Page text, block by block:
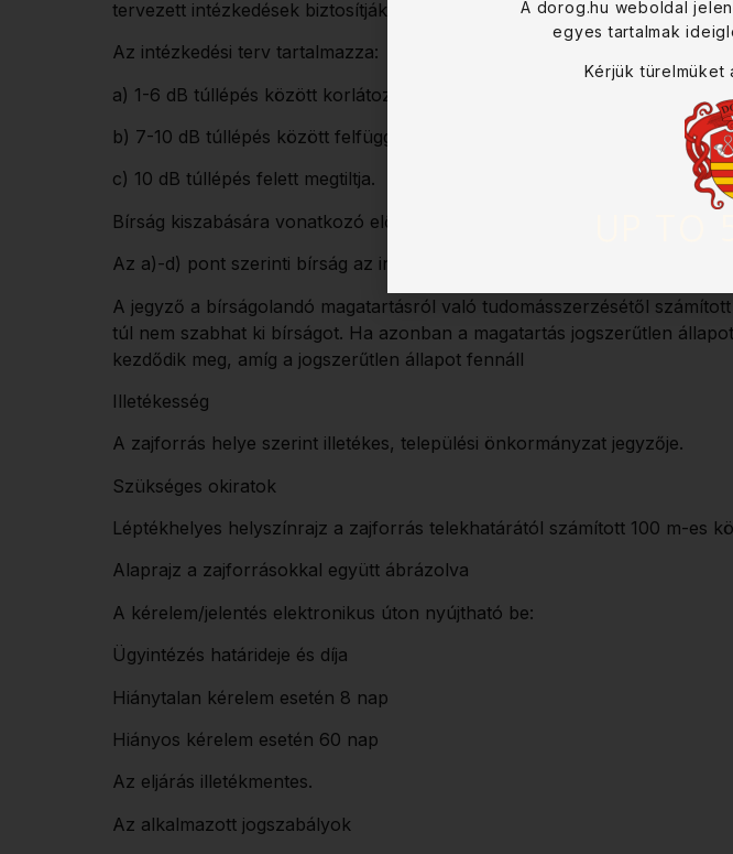
tervezett intézkedések biztosítják a zajkibocsátás határértékre való
Az intézkedési terv tartalmazza:
a) 1-6 dB túllépés között korlátozza,
b) 7-10 dB túllépés között felfüggeszti,
c) 10 dB túllépés felett megtiltja.
Bírság kiszabására vonatkozó előírások:
Az a)-d) pont szerinti bírság az intézkedési terv végrehajtásának ideje alatt
A jegyző a bírságolandó magatartásról való tudomásszerzésétől
túl nem szabhat ki bírságot. Ha azonban a magatartás jogszerűtlen
kezdődik meg, amíg a jogszerűtlen állapot fennáll
Illetékesség
A zajforrás helye szerint illetékes, települési önkormányzat jegyzője.
Szükséges okiratok
Léptékhelyes helyszínrajz a zajforrás telekhatárától számított 100 m-es
Alaprajz a zajforrásokkal együtt ábrázolva
A kérelem/jelentés elektronikus úton nyújtható be:
Ügyintézés határideje és díja
Hiánytalan kérelem esetén 8 nap
Hiányos kérelem esetén 60 nap
Az eljárás illetékmentes.
Az alkalmazott jogszabályok
A dorog.hu weboldal
egyes tartalmak
Kérjük türelmüket